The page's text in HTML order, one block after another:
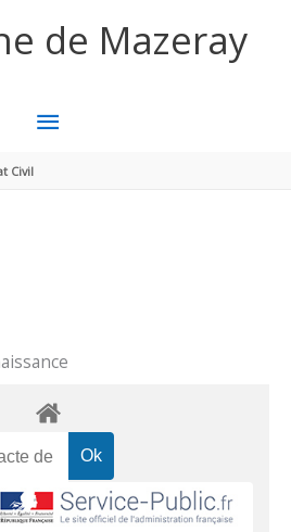
de Mazeray
MENU
PRINCIPAL
Civil